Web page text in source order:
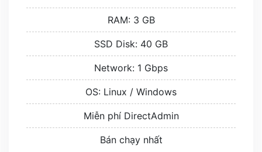
RAM: 3 GB
SSD Disk: 40 GB
Network: 1 Gbps
OS: Linux / Windows
Miễn phí DirectAdmin
Bán chạy nhất